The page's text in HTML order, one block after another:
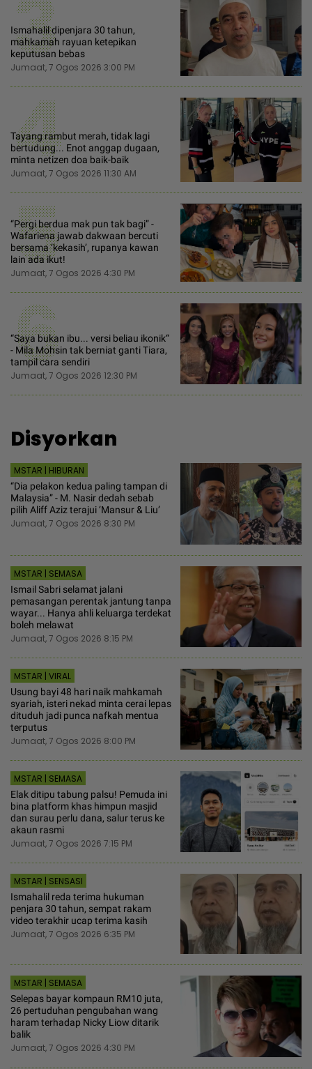
3
Ismahalil dipenjara 30 tahun,
mahkamah rayuan ketepikan
keputusan bebas
Jumaat, 7 Ogos 2026 3:00 PM
4
Tayang rambut merah, tidak lagi
bertudung... Enot anggap dugaan,
minta netizen doa baik-baik
Jumaat, 7 Ogos 2026 11:30 AM
5
“Pergi berdua mak pun tak bagi” -
Wafariena jawab dakwaan bercuti
bersama ‘kekasih’, rupanya kawan
lain ada ikut!
Jumaat, 7 Ogos 2026 4:30 PM
6
“Saya bukan ibu... versi beliau ikonik“
- Mila Mohsin tak berniat ganti Tiara,
tampil cara sendiri
Jumaat, 7 Ogos 2026 12:30 PM
Disyorkan
MSTAR | HIBURAN
“Dia pelakon kedua paling tampan di
Malaysia” - M. Nasir dedah sebab
pilih Aliff Aziz terajui ‘Mansur & Liu’
Jumaat, 7 Ogos 2026 8:30 PM
MSTAR | SEMASA
Ismail Sabri selamat jalani
pemasangan perentak jantung tanpa
wayar... Hanya ahli keluarga terdekat
boleh melawat
Jumaat, 7 Ogos 2026 8:15 PM
MSTAR | VIRAL
Usung bayi 48 hari naik mahkamah
syariah, isteri nekad minta cerai lepas
dituduh jadi punca nafkah mentua
terputus
Jumaat, 7 Ogos 2026 8:00 PM
MSTAR | SEMASA
Elak ditipu tabung palsu! Pemuda ini
bina platform khas himpun masjid
dan surau perlu dana, salur terus ke
akaun rasmi
Jumaat, 7 Ogos 2026 7:15 PM
MSTAR | SENSASI
Ismahalil reda terima hukuman
penjara 30 tahun, sempat rakam
video terakhir ucap terima kasih
Jumaat, 7 Ogos 2026 6:35 PM
MSTAR | SEMASA
Selepas bayar kompaun RM10 juta,
26 pertuduhan pengubahan wang
haram terhadap Nicky Liow ditarik
balik
Jumaat, 7 Ogos 2026 4:30 PM